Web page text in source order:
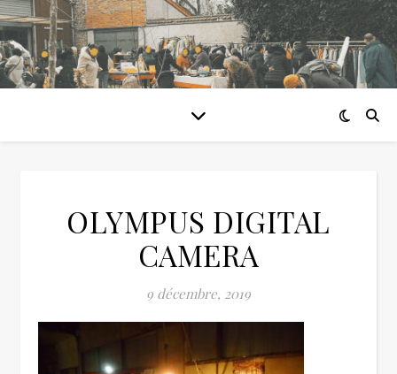
OLYMPUS DIGITAL
CAMERA
9 décembre, 2019